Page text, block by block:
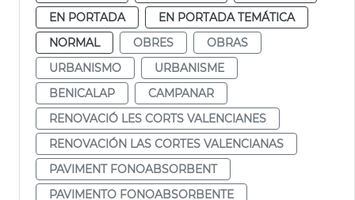
EN PORTADA
EN PORTADA TEMÁTICA
NORMAL
OBRES
OBRAS
URBANISMO
URBANISME
BENICALAP
CAMPANAR
RENOVACIÓ LES CORTS VALENCIANES
RENOVACIÓN LAS CORTES VALENCIANAS
PAVIMENT FONOABSORBENT
PAVIMENTO FONOABSORBENTE